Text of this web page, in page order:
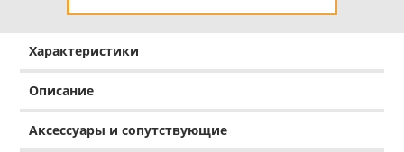
Характеристики
Описание
Аксессуары и сопутствующие